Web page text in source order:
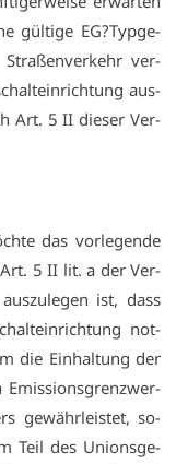
gül­ti­ge EG?Typ­ge­
ver­
aus­
Art. 5 II die­ser Ver­
das vor­le­gen­de
5 II lit. a der Ver­
ist, dass
not­
die Ein­hal­tung der
Emis­si­ons­grenz­wer­
ge­währ­leis­tet, so­
Teil des Uni­ons­ge­